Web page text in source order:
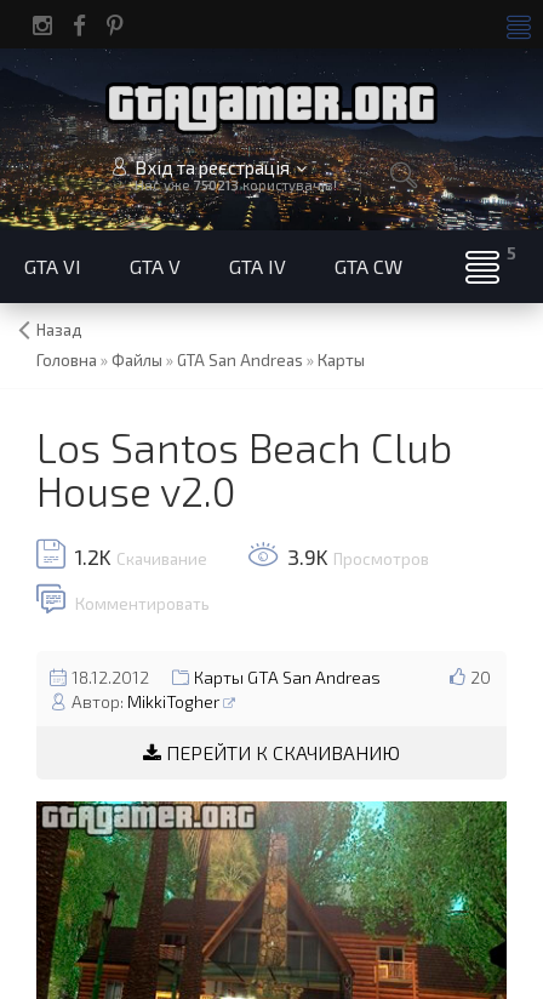
Вхід та реєстрація
Нас уже750213користувачів!
GTA VI GTA V GTA IV GTA CW
Назад
Головна »Файлы » GTA San Andreas »Карты
Los Santos Beach Club
House v2.0
1.2K Скачивание 3.9K Просмотров
Комментировать
20
18.12.2012
Карты GTA San Andreas
Автор: MikkiTogher
ПЕРЕЙТИ К СКАЧИВАНИЮ